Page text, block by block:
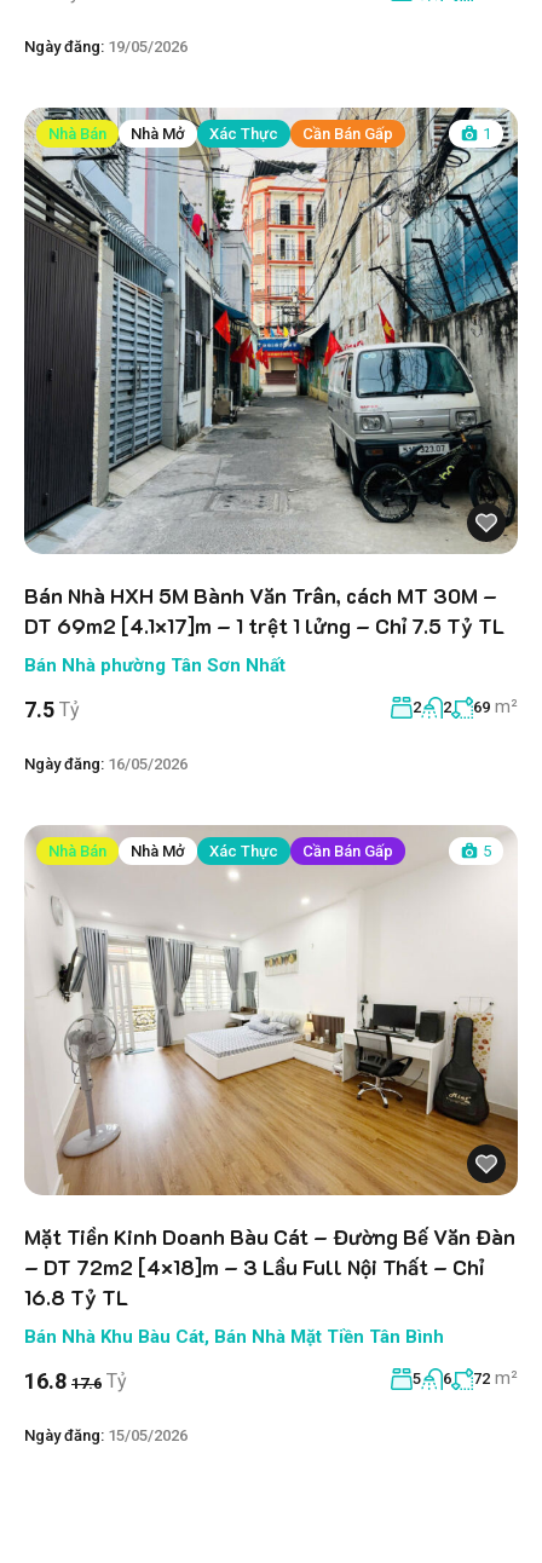
Ngày đăng: 19/05/2026
Nhà Bán Nhà Mở Xác Thực Cần Bán Gấp 1
Bán Nhà HXH 5M Bành Văn Trân, cách MT 30M –
DT 69m2 [4.1×17]m – 1 trệt 1 lửng – Chỉ 7.5 Tỷ TL
Bán Nhà phường Tân Sơn Nhất
7.5 Tỷ 2 2 69 m²
Ngày đăng: 16/05/2026
Nhà Bán Nhà Mở Xác Thực Cần Bán Gấp 5
Mặt Tiền Kinh Doanh Bàu Cát – Đường Bế Văn Đàn
– DT 72m2 [4×18]m – 3 Lầu Full Nội Thất – Chỉ
16.8 Tỷ TL
Bán Nhà Khu Bàu Cát, Bán Nhà Mặt Tiền Tân Bình
16.8 17.6 Tỷ 5 6 72 m²
Ngày đăng: 15/05/2026